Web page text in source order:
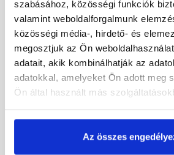
szabásához, közösségi funkciók
valamint weboldalforgalmunk
közösségi média-, hirdető- és
megosztjuk az Ön
adatait, akik kombinálhatják az
adatokkal, amelyeket Ön adott meg
Ön által használt más
Az összes
Deszka 2,5x10 cm 4 m
2